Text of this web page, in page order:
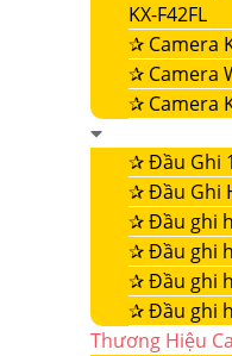
KX-F42FL
✰ Camera
✰ Camera
✰ Camera
✰Đầu Ghi
✰Đầu Ghi
✰Đầu ghi
✰Đầu ghi
✰Đầu ghi
✰Đầu ghi
Thương Hiệu